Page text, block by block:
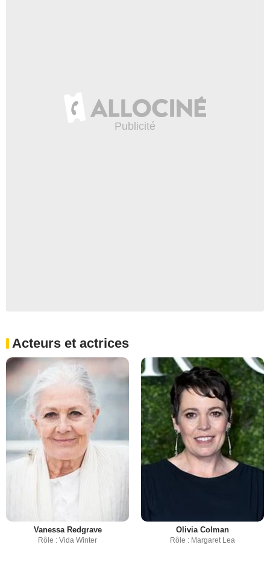
Acteurs et actrices
Vanessa Redgrave
Rôle : Vida Winter
Olivia Colman
Rôle : Margaret Lea